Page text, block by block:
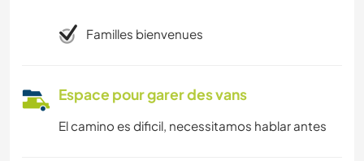
Familles bienvenues
Espace pour garer des vans
El camino es dificil, necessitamos hablar antes